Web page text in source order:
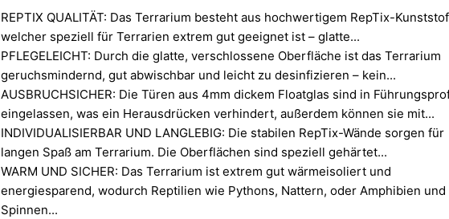
REPTIX QUALITÄT: Das Terrarium besteht aus hochwertigem RepTix-
welcher speziell für Terrarien extrem gut geeignet ist – glatte...
PFLEGELEICHT: Durch die glatte, verschlossene Oberfläche ist das Terrarium
geruchsmindernd, gut abwischbar und leicht zu desinfizieren – kein...
AUSBRUCHSICHER: Die Türen aus 4mm dickem Floatglas sind in
eingelassen, was ein Herausdrücken verhindert, außerdem können sie mit...
INDIVIDUALISIERBAR UND LANGLEBIG: Die stabilen RepTix-Wände sorgen für
langen Spaß am Terrarium. Die Oberflächen sind speziell gehärtet...
WARM UND SICHER: Das Terrarium ist extrem gut wärmeisoliert und
energiesparend, wodurch Reptilien wie Pythons, Nattern, oder Amphibien und
Spinnen...